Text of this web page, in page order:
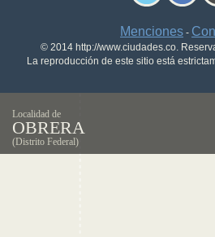
Menciones -
© 2014 http://www.ciudades.co.
La reproducción de este sitio está
Localidad de
OBRERA
(Distrito Federal)